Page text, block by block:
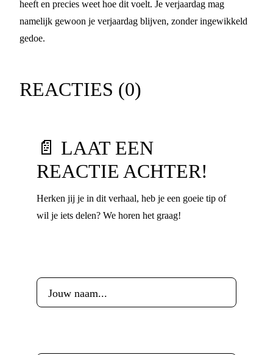
heeft en precies weet hoe dit voelt. Je verjaardag mag
namelijk gewoon je verjaardag blijven, zonder ingewikkeld
gedoe.
REACTIES (0)
📄 LAAT EEN
REACTIE ACHTER!
Herken jij je in dit verhaal, heb je een goeie tip of
wil je iets delen? We horen het graag!